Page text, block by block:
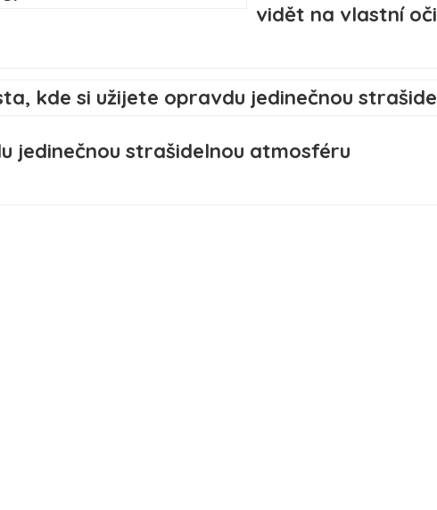
vidět na vlastní oči
jedinečnou strašidelnou atmosféru